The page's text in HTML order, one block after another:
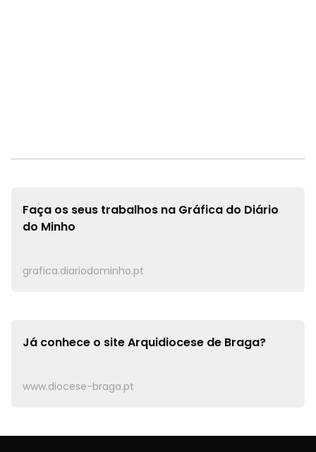
Faça os seus trabalhos na Gráfica do Diário
do Minho
grafica.diariodominho.pt
Já conhece o siteArquidiocese de Braga?
www.diocese-braga.pt